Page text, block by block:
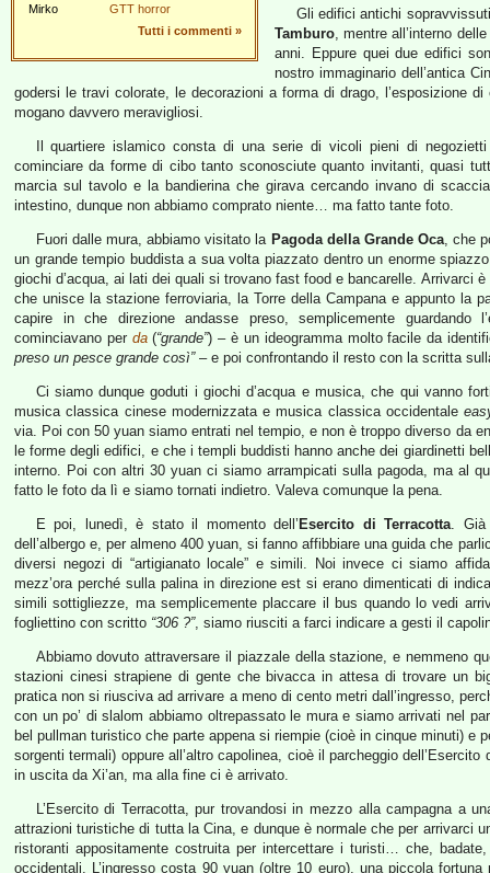
Mirko
GTT horror
Tutti i commenti »
Gli edifici antichi
Tamburo, mentre all’interno
anni. Eppure quei due edifici
nostro immaginario dell’antica
godersi le travi colorate, le decorazioni a forma di drago, l’esposizione
mogano davvero meravigliosi.
Il quartiere islamico consta di una serie di vicoli pieni di
cominciare da forme di cibo tanto sconosciute quanto invitanti, quasi
marcia sul tavolo e la bandierina che girava cercando invano di
intestino, dunque non abbiamo comprato niente… ma fatto tante foto.
Fuori dalle mura, abbiamo visitato la Pagoda della Grande Oca, che
un grande tempio buddista a sua volta piazzato dentro un enorme
giochi d’acqua, ai lati dei quali si trovano fast food e bancarelle. Arrivarci
che unisce la stazione ferroviaria, la Torre della Campana e appunto la
capire in che direzione andasse preso, semplicemente guardando
cominciavano per da(“grande”) – è un ideogramma molto facile da
preso un pesce grande così”– e poi confrontando il resto con la scritta
Ci siamo dunque goduti i giochi d’acqua e musica, che qui vanno
musica classica cinese modernizzata e musica classica occidentale
via. Poi con 50 yuan siamo entrati nel tempio, e non è troppo diverso da
le forme degli edifici, e che i templi buddisti hanno anche dei giardinetti
interno. Poi con altri 30 yuan ci siamo arrampicati sulla pagoda, ma al
fatto le foto da lì e siamo tornati indietro. Valeva comunque la pena.
E poi, lunedì, è stato il momento dell’ Esercito di Terracotta. Già
dell’albergo e, per almeno 400 yuan, si fanno affibbiare una guida che
diversi negozi di “artigianato locale” e simili. Noi invece ci siamo
mezz’ora perché sulla palina in direzione est si erano dimenticati di
simili sottigliezze, ma semplicemente placcare il bus quando lo vedi
fogliettino con scritto “306 ?”, siamo riusciti a farci indicare a gesti il
Abbiamo dovuto attraversare il piazzale della stazione, e nemmeno
stazioni cinesi strapiene di gente che bivacca in attesa di trovare un
pratica non si riusciva ad arrivare a meno di cento metri dall’ingresso,
con un po’ di slalom abbiamo oltrepassato le mura e siamo arrivati nel
bel pullman turistico che parte appena si riempie (cioè in cinque minuti) e
sorgenti termali) oppure all’altro capolinea, cioè il parcheggio
in uscita da Xi’an, ma alla fine ci è arrivato.
L’Esercito di Terracotta, pur trovandosi in mezzo alla campagna a
attrazioni turistiche di tutta la Cina, e dunque è normale che per arrivarci
ristoranti appositamente costruita per intercettare i turisti… che,
occidentali. L’ingresso costa 90 yuan (oltre 10 euro), una piccola